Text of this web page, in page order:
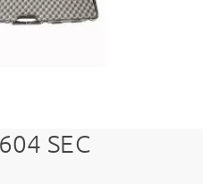
SEC